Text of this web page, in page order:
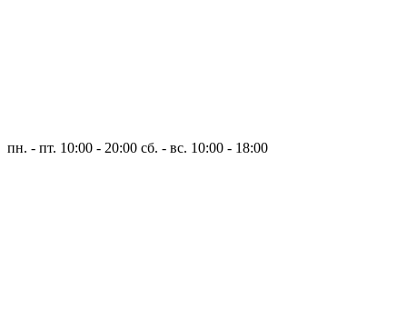
пн. - пт. 10:00 - 20:00 сб. - вс. 10:00 - 18:00